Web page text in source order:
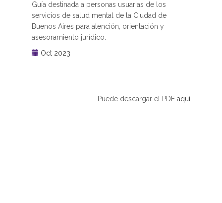
Guía destinada a personas usuarias de los
servicios de salud mental de la Ciudad de
Buenos Aires para atención, orientación y
asesoramiento jurídico.
Oct 2023
Puede descargar el PDF aquí